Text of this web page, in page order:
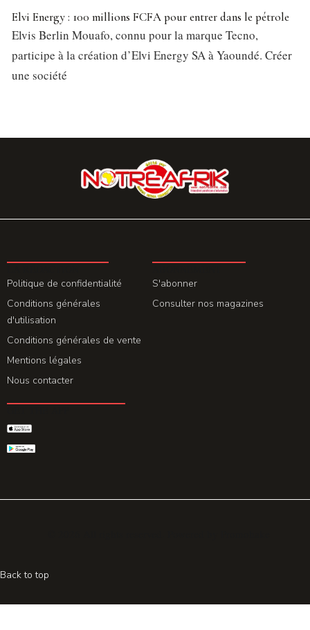
Elvi Energy : 100 millions FCFA pour entrer dans le pétrole
Elvis Berlin Mouafo, connu pour la marque Tecno,
participe à la création d’Elvi Energy SA à Yaoundé. Créer
une société
Politique de confidentialité
Conditions générales
d'utilisation
Conditions générales de vente
Mentions légales
Nous contacter
S'abonner
Consulter nos magazines
Back to top